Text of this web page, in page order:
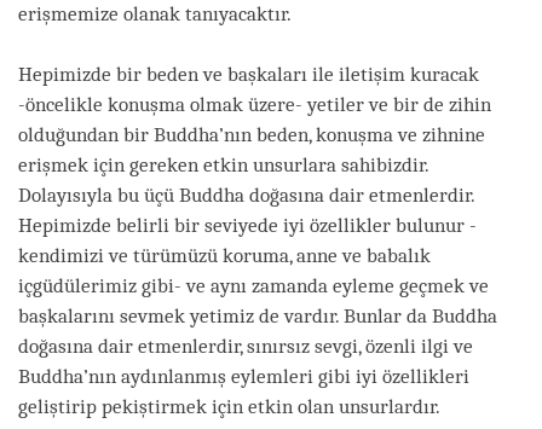
erişmemize olanak tanıyacaktır.
Hepimizde bir beden ve başkaları ile iletişim kuracak
-öncelikle konuşma olmak üzere- yetiler ve bir de zihin
olduğundan bir Buddha’nın beden, konuşma ve zihnine
erişmek için gereken etkin unsurlara sahibizdir.
Dolayısıyla bu üçü Buddha doğasına dair etmenlerdir.
Hepimizde belirli bir seviyede iyi özellikler bulunur -
kendimizi ve türümüzü koruma, anne ve babalık
içgüdülerimiz gibi- ve aynı zamanda eyleme geçmek ve
başkalarını sevmek yetimiz de vardır. Bunlar da Buddha
doğasına dair etmenlerdir, sınırsız sevgi, özenli ilgi ve
Buddha’nın aydınlanmış eylemleri gibi iyi özellikleri
geliştirip pekiştirmek için etkin olan unsurlardır.